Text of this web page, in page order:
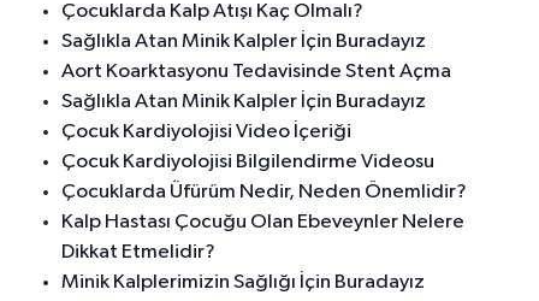
Çocuklarda Kalp Atışı Kaç Olmalı?
Sağlıkla Atan Minik Kalpler İçin Buradayız
Aort Koarktasyonu Tedavisinde Stent Açma
Sağlıkla Atan Minik Kalpler İçin Buradayız
Çocuk Kardiyolojisi Video İçeriği
Çocuk Kardiyolojisi Bilgilendirme Videosu
Çocuklarda Üfürüm Nedir, Neden Önemlidir?
Kalp Hastası Çocuğu Olan Ebeveynler Nelere
Dikkat Etmelidir?
Minik Kalplerimizin Sağlığı İçin Buradayız